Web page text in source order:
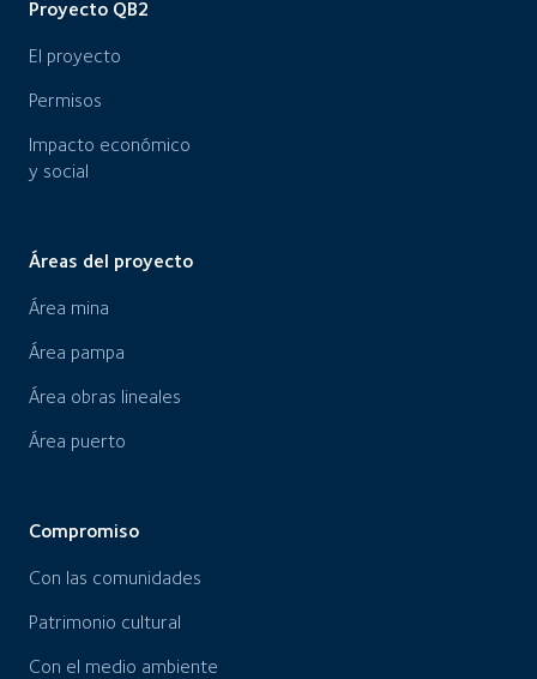
Proyecto QB2
El proyecto
Permisos
Impacto económico
y social
Áreas del proyecto
Área mina
Área pampa
Área obras lineales
Área puerto
Compromiso
Con las comunidades
Patrimonio cultural
Con el medio ambiente